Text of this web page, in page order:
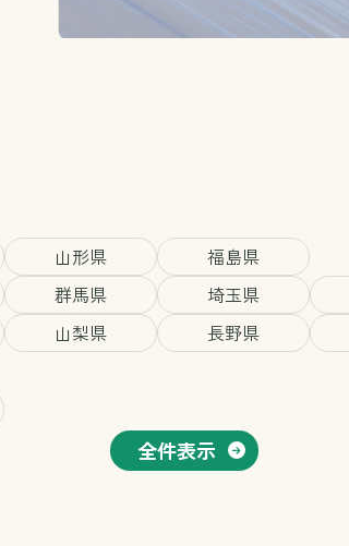
山形県
福島県
群馬県 埼玉県
山梨県 長野県
全件表示